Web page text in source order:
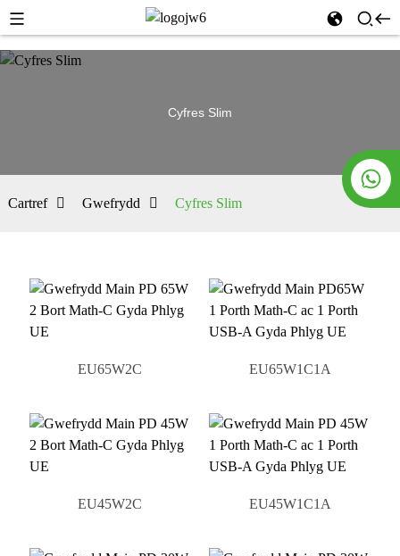
Cyfres Slim
Cartref Gwefrydd Cyfres Slim
EU65W2C EU65W1C1A
EU45W2C EU45W1C1A